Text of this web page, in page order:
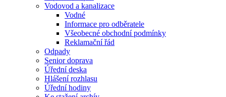
Vodovod a kanalizace
Vodné
Informace pro odběratele
Všeobecné obchodní podmínky
Reklamační řád
Odpady
Senior doprava
Úřední deska
Hlášení rozhlasu
Úřední hodiny